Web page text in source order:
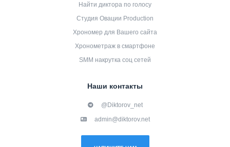
Найти диктора по голосу
Студия Овации Production
Хрономер для Вашего сайта
Хронометраж в смартфоне
SMM накрутка соц сетей
Наши контакты
@Diktorov_net
admin@diktorov.net